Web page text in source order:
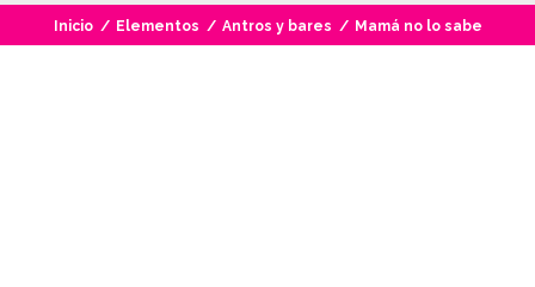
Inicio / Elementos / Antros y bares / Mamá no lo sabe